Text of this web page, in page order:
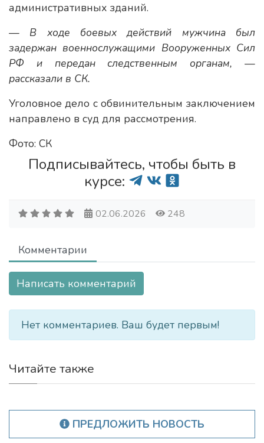
административных зданий.
— В ходе боевых действий мужчина был
задержан военнослужащими Вооруженных Сил
РФ и передан следственным органам, —
рассказали в СК.
Уголовное дело с обвинительным заключением
направлено в суд для рассмотрения.
Фото: СК
Подписывайтесь, чтобы быть в
курсе:
02.06.2026 248
Комментарии
Написать комментарий
Нет комментариев. Ваш будет первым!
Читайте также
ПРЕДЛОЖИТЬ НОВОСТЬ